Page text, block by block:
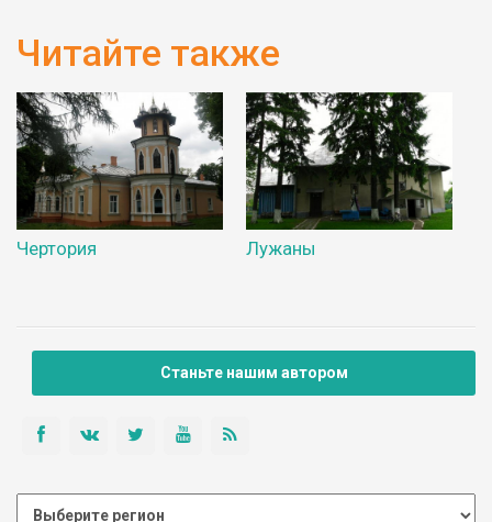
Читайте также
Чертория Лужаны
Станьте нашим автором